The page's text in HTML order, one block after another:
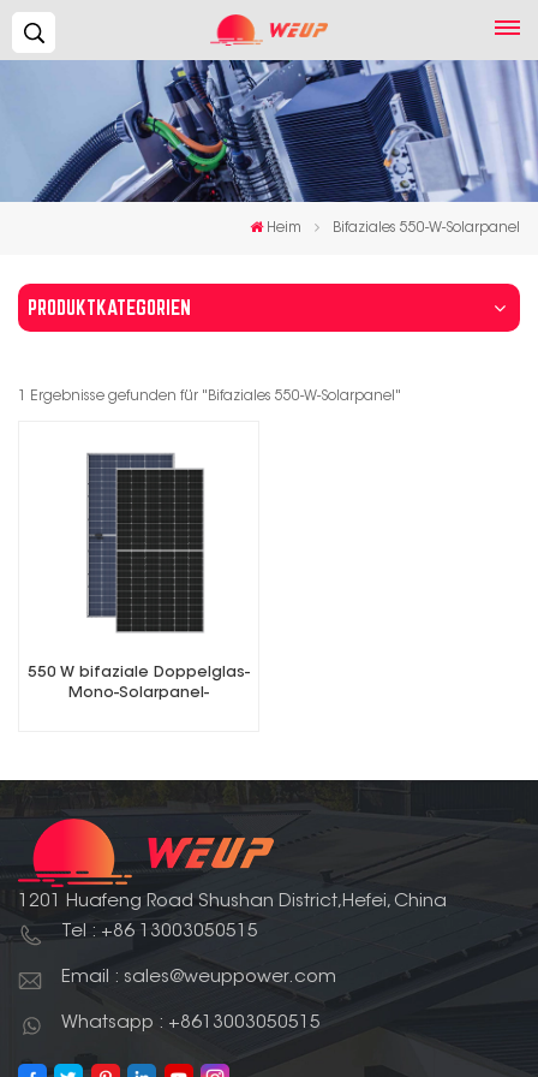
Heim Bifaziales 550-W-Solarpanel
PRODUKTKATEGORIEN
1 Ergebnisse gefunden für "Bifaziales 550-W-Solarpanel"
550 W bifaziale Doppelglas-
Mono-Solarpanel-
1201 Huafeng Road Shushan District,Hefei, China
Tel : +86 13003050515
Email : sales@weuppower.com
Whatsapp : +8613003050515